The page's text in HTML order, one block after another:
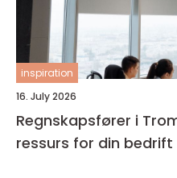
inspiration
16. July 2026
Regnskapsfører i
ressurs for din bedrift